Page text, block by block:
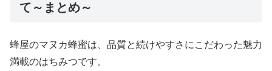
て～まとめ～
蜂屋のマヌカ蜂蜜は、品質と続けやすさにこだわった魅力
満載のはちみつです。